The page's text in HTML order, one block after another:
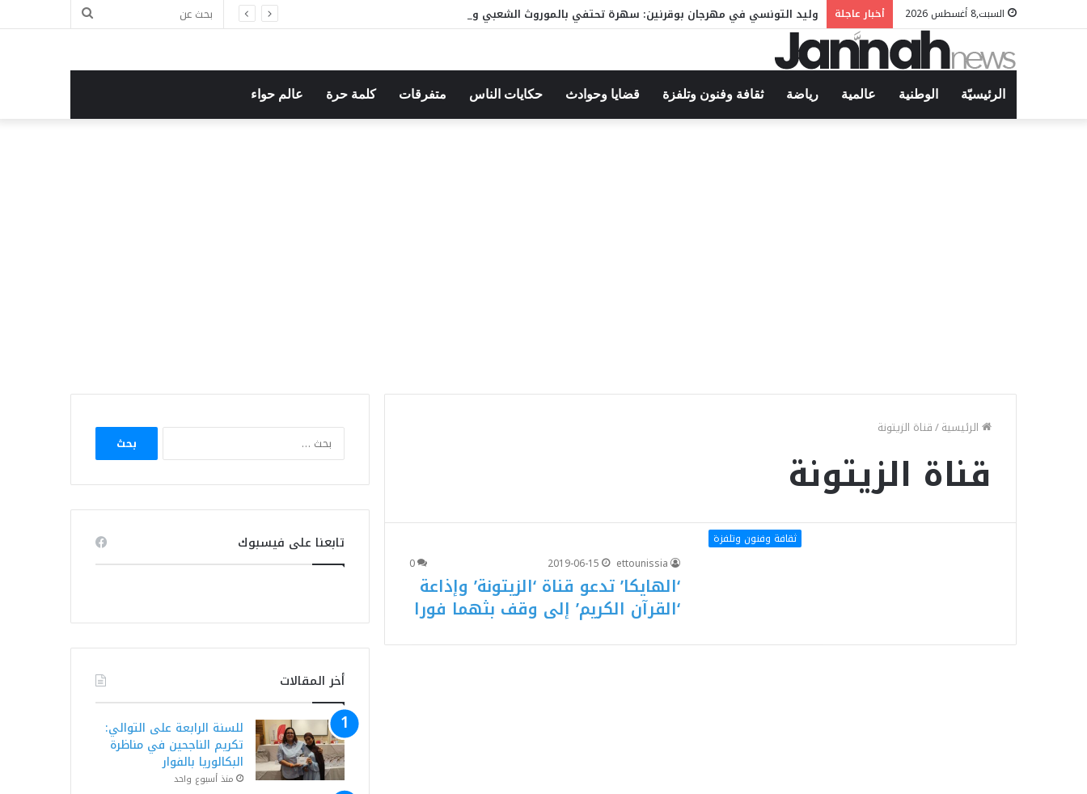
السبت,8 أغسطس 2026 أخبار عاجلة وليد التونسي في مهرجان بوقرنين: سهرة تحتفي بالموروث الشعبي وصالح الفرزيط في البال
بحث
الرئيسيّة الوطنية عالمية رياضة ثقافة وفنون وتلفزة قضايا وحوادث حكايات الناس متفرقات كلمة حرة عالم حواء
الرئيسية/قناة الزيتونة
قناة الزيتونة
ثقافة وفنون وتلفزة
ettounissia
2019-06-15
0
‘الهايكا’ تدعو قناة ‘الزيتونة’ وإذاعة
‘القرآن الكريم’ إلى وقف بثهما فورا
البحث
تابعنا على فيسبوك
أخر المقالات
للسنة الرابعة على التوالي:
تكريم الناجحين في مناظرة
البكالوريا بالفوار
منذ أسبوع واحد